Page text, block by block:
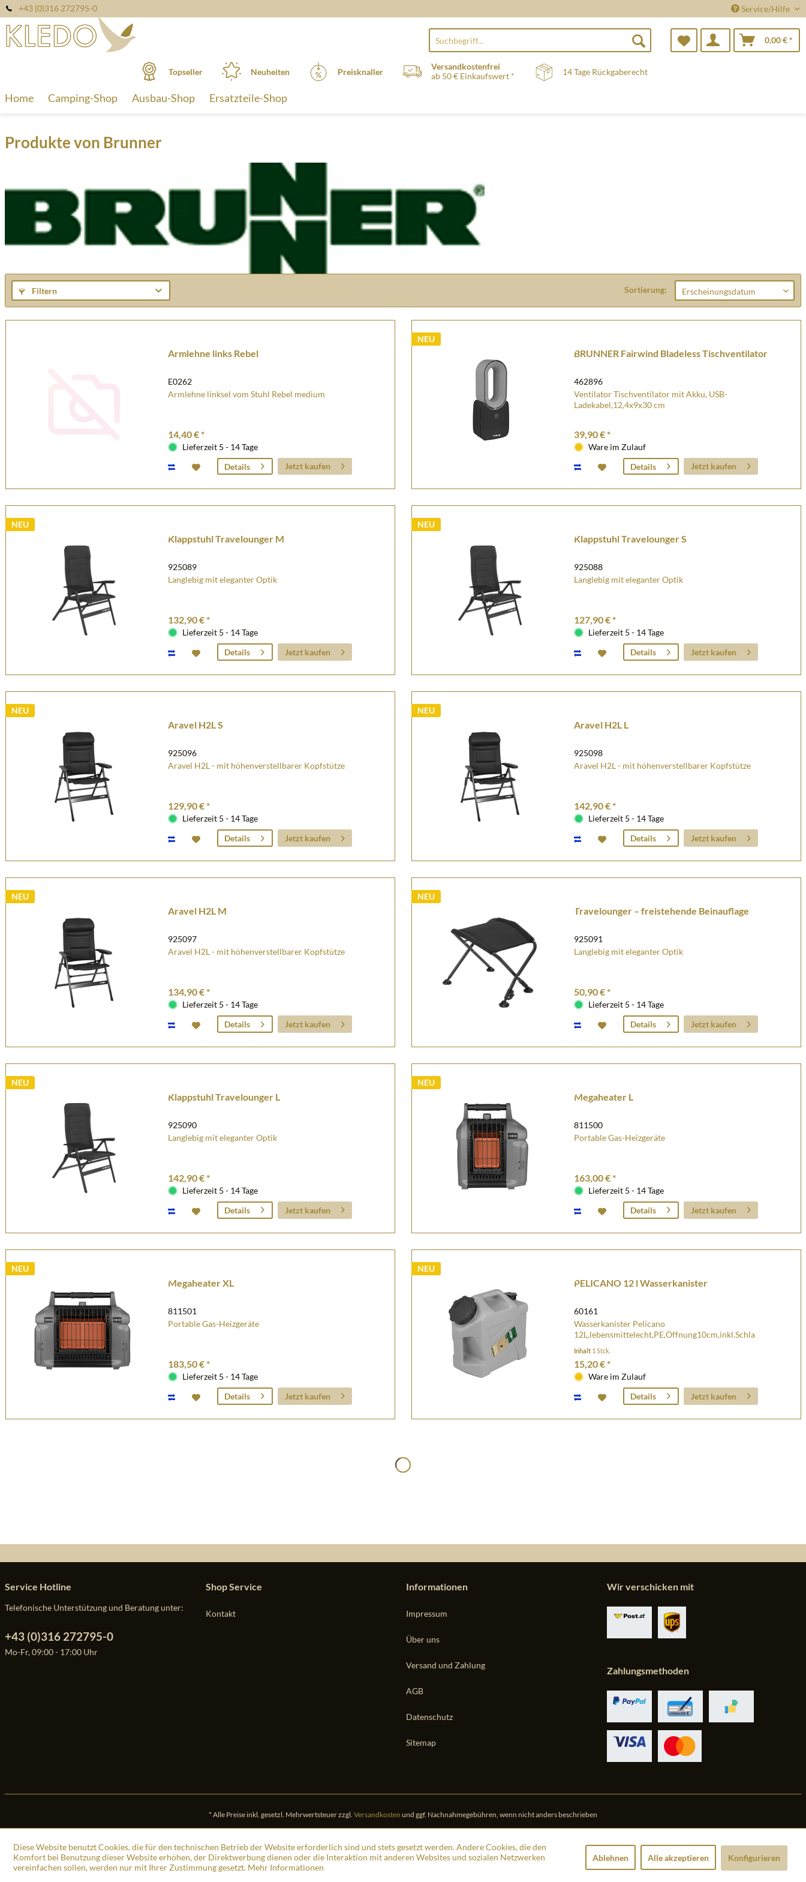
+43 (0)316 272795-0 Service/Hilfe
0,00 € *
Topseller Neuheiten Preisknaller
Versandkostenfrei
ab 50 € Einkaufswert *
14 Tage Rückgaberecht
Home Camping-Shop Ausbau-Shop Ersatzteile-Shop
Produkte von Brunner
Filtern Sortierung:
Armlehne links Rebel
E0262
Armlehne linksel vom Stuhl Rebel medium
14,40 € *
Lieferzeit 5 - 14 Tage
Details
Jetzt kaufen
NEU
BRUNNER Fairwind Bladeless Tischventilator
462896
Ventilator Tischventilator mit Akku, USB-
Ladekabel,12,4x9x30 cm
39,90 € *
Ware im Zulauf
Details
Jetzt kaufen
NEU
Klappstuhl Travelounger M
925089
Langlebig mit eleganter Optik
132,90 € *
Lieferzeit 5 - 14 Tage
Details
Jetzt kaufen
NEU
Klappstuhl Travelounger S
925088
Langlebig mit eleganter Optik
127,90 € *
Lieferzeit 5 - 14 Tage
Details
Jetzt kaufen
NEU
Aravel H2L S
925096
Aravel H2L - mit höhenverstellbarer Kopfstütze
129,90 € *
Lieferzeit 5 - 14 Tage
Details
Jetzt kaufen
NEU
Aravel H2L L
925098
Aravel H2L - mit höhenverstellbarer Kopfstütze
142,90 € *
Lieferzeit 5 - 14 Tage
Details
Jetzt kaufen
NEU
Aravel H2L M
925097
Aravel H2L - mit höhenverstellbarer Kopfstütze
134,90 € *
Lieferzeit 5 - 14 Tage
Details
Jetzt kaufen
NEU
Travelounger – freistehende Beinauflage
925091
Langlebig mit eleganter Optik
50,90 € *
Lieferzeit 5 - 14 Tage
Details
Jetzt kaufen
NEU
Klappstuhl Travelounger L
925090
Langlebig mit eleganter Optik
142,90 € *
Lieferzeit 5 - 14 Tage
Details
Jetzt kaufen
NEU
Megaheater L
811500
Portable Gas-Heizgeräte
163,00 € *
Lieferzeit 5 - 14 Tage
Details
Jetzt kaufen
NEU
Megaheater XL
811501
Portable Gas-Heizgeräte
183,50 € *
Lieferzeit 5 - 14 Tage
Details
Jetzt kaufen
NEU
PELICANO 12 l Wasserkanister
60161
Wasserkanister Pelicano
12L,lebensmittelecht,PE,Öffnung10cm,inkl.Schla
Inhalt 1 Stck.
15,20 € *
Ware im Zulauf
Details
Jetzt kaufen
Service Hotline
Telefonische Unterstützung und Beratung unter:
+43 (0)316 272795-0
Mo-Fr, 09:00 - 17:00 Uhr
Shop Service
Kontakt
Informationen
Impressum
Über uns
Versand und Zahlung
AGB
Datenschutz
Sitemap
Wir verschicken mit
Zahlungsmethoden
* Alle Preise inkl. gesetzl. Mehrwertsteuer zzgl. Versandkosten und ggf. Nachnahmegebühren, wenn nicht anders beschrieben
Diese Website benutzt Cookies, die für den technischen Betrieb der Website erforderlich sind und stets gesetzt werden. Andere Cookies, die den
Komfort bei Benutzung dieser Website erhöhen, der Direktwerbung dienen oder die Interaktion mit anderen Websites und sozialen Netzwerken
vereinfachen sollen, werden nur mit Ihrer Zustimmung gesetzt. Mehr Informationen
Ablehnen Alle akzeptieren Konfigurieren